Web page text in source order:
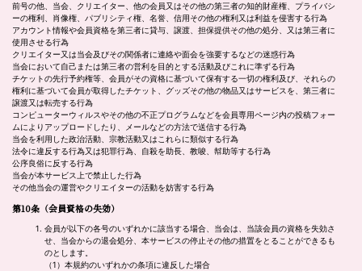
前号の他、当会、クリエイター、他の会員又はその他の第三者の知的財産権、プライバシ
ーの権利、肖像権、パブリシティ権、名誉、信用その他の権利又は利益を侵害する行為
アカウント情報や会員資格を第三者に貸与、譲渡、担保提供その他の処分、又は第三者に
使用させる行為
クリエイター又は当会及びその関係者に連絡や面会を強要するなどの迷惑行為
当会において自己または第三者の営利を目的とする活動及びこれに準ずる行為
チケットの先行予約権等、会員がその資格に基づいて保有する一切の権利及び、それらの
権利に基づいて会員が取得したチケット、グッズその他の物品又はサービスを、第三者に
譲渡又は転売する行為
コンピューターウィルスやその他の不正プログラムなどを会員専用ページ内の投稿フォー
ムによりアップロードしたり、メールなどの方法で送信する行為
当会を利用した政治活動、宗教活動又はこれらに類似する行為
法令に違反する行為又は犯罪行為、自殺を助長、教唆、幇助等する行為
公序良俗に反する行為
当会が本サービス上で禁止した行為
その他当会の運営やクリエイターの活動を妨害する行為
第10条 （会員資格の失効）
会員が以下の各号のいずれかに該当する場合、当会は、当該会員の資格を失効さ
せ、当会からの退会処分、本サービスの停止その他の措置をとることができるも
のとします。
（1）本規約のいずれかの条項に違反した場合